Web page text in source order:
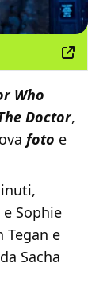
Who
Doctor,
foto e
Sophie
e
Sacha